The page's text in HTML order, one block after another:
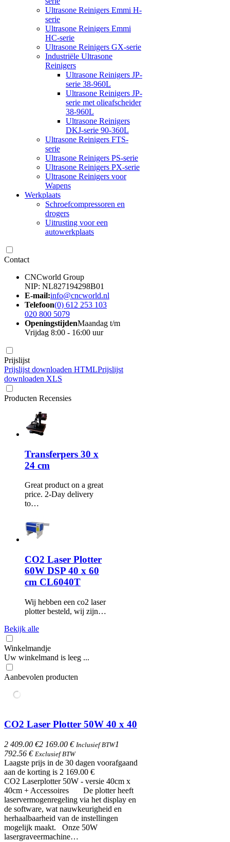
Ultrasone Reinigers Emmi H-
serie
Ultrasone Reinigers Emmi
HC-serie
Ultrasone Reinigers GX-serie
Industriële Ultrasone
Reinigers
Ultrasone Reinigers JP-
serie 38-960L
Ultrasone Reinigers JP-
serie met olieafscheider
38-960L
Ultrasone Reinigers
DKJ-serie 90-360L
Ultrasone Reinigers FTS-
serie
Ultrasone Reinigers PS-serie
Ultrasone Reinigers PX-serie
Ultrasone Reinigers voor
Wapens
Werkplaats
Schroefcompressoren en
drogers
Uitrusting voor een
autowerkplaats
Contact
CNCworld Group
NIP: NL827194298B01
E-mail:info@cncworld.nl
Telefoon(0) 612 253 103
020 800 5079
OpeningstijdenMaandag t/m
Vrijdag 8:00 - 16:00 uur
Prijslijst
Prijslijst downloaden HTMLPrijslijst
downloaden XLS
Producten Recensies
Transferpers 30 x
24 cm
Great product on a great
price. 2-Day delivery
to…
CO2 Laser Plotter
60W DSP 40 x 60
cm CL6040T
Wij hebben een co2 laser
plotter besteld, wij zijn…
Bekijk alle
Winkelmandje
Uw winkelmand is leeg ...
Aanbevolen producten
CO2 Laser Plotter 50W 40 x 40
2 409.00 €2 169.00 € Inclusief BTW1
792.56 € Exclusief BTW
Laagste prijs in de 30 dagen voorafgaand
aan de korting is 2 169.00 €
CO2 Laserplotter 50W - versie 40cm x
40cm + Accessoires De plotter heeft
laservermogenregeling via het display en
de software, wat nauwkeurigheid en
herhaalbaarheid van de instellingen
mogelijk maakt. Onze 50W
lasergraveermachine…